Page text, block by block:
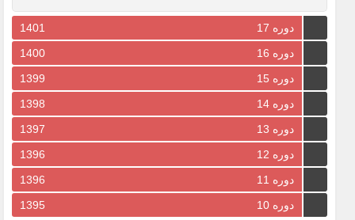
دوره 17
1401
دوره 16
1400
دوره 15
1399
دوره 14
1398
دوره 13
1397
دوره 12
1396
دوره 11
1396
دوره 10
1395